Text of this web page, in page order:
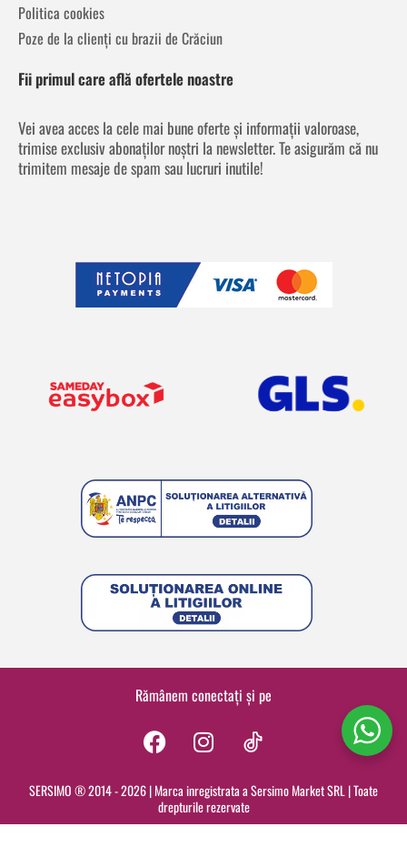
Politica cookies
Poze de la clienți cu brazii de Crăciun
Fii primul care află ofertele noastre
Vei avea acces la cele mai bune oferte și informații valoroase,
trimise exclusiv abonaților noștri la newsletter. Te asigurăm că nu
trimitem mesaje de spam sau lucruri inutile!
Rămânem conectați și pe
F
c
e
I
s
t
SERSIMO ® 2014 - 2026 | Marca inregistrata a Sersimo Market SRL | Toate
drepturile rezervate